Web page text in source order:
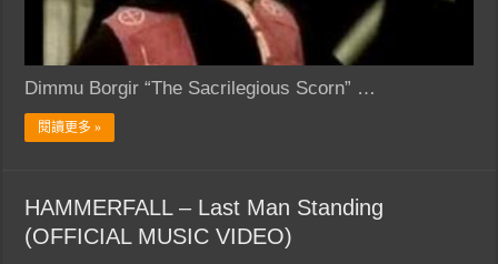
Dimmu Borgir “The Sacrilegious Scorn” …
閱讀更多 »
HAMMERFALL – Last Man Standing
(OFFICIAL MUSIC VIDEO)